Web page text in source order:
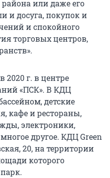
района или даже его
и досуга, покупок и
и спокойного
торговых центров,
2020 г. в центре
«ПСК». В КДЦ
детские
кафе и рестораны,
электроники,
другое. КДЦ Green
20, на территории
которого